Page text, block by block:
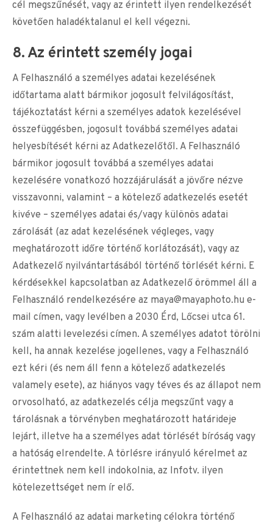
cél megszűnését, vagy az érintett ilyen rendelkezését
követően haladéktalanul el kell végezni.
8. Az érintett személy jogai
A Felhasználó a személyes adatai kezelésének
időtartama alatt bármikor jogosult felvilágosítást,
tájékoztatást kérni a személyes adatok kezelésével
összefüggésben, jogosult továbbá személyes adatai
helyesbítését kérni az Adatkezelőtől. A Felhasználó
bármikor jogosult továbbá a személyes adatai
kezelésére vonatkozó hozzájárulását a jövőre nézve
visszavonni, valamint – a kötelező adatkezelés esetét
kivéve – személyes adatai és/vagy különös adatai
zárolását (az adat kezelésének végleges, vagy
meghatározott időre történő korlátozását), vagy az
Adatkezelő nyilvántartásából történő törlését kérni. E
kérdésekkel kapcsolatban az Adatkezelő örömmel áll a
Felhasználó rendelkezésére az maya@mayaphoto.hu e-
mail címen, vagy levélben a 2030 Érd, Lőcsei utca 61.
szám alatti levelezési címen. A személyes adatot törölni
kell, ha annak kezelése jogellenes, vagy a Felhasználó
ezt kéri (és nem áll fenn a kötelező adatkezelés
valamely esete), az hiányos vagy téves és az állapot nem
orvosolható, az adatkezelés célja megszűnt vagy a
tárolásnak a törvényben meghatározott határideje
lejárt, illetve ha a személyes adat törlését bíróság vagy
a hatóság elrendelte. A törlésre irányuló kérelmet az
érintettnek nem kell indokolnia, az Infotv. ilyen
kötelezettséget nem ír elő.
A Felhasználó az adatai marketing célokra történő